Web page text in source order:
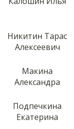
Никитин Тарас
Алексеевич
Макина
Александра
Подпечкина
Екатерина